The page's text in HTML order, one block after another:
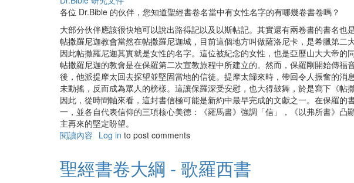
綱
-
帖
撒
羅
尼
迦
後
書
各位 Dr.Bible 的伙伴，您知道聖經書卷名當中有女性名字的有哪幾卷書卷嗎？
大部分伙伴應該很快地可以說出路得記以及以斯帖記。其實還有兩卷書的書名也
帖撒羅尼迦教會當然在帖撒羅尼迦城，目前這個地方叫做薩洛尼卡，是希臘第二
因此帖撒羅尼迦其實就是女性的名字。這位被紀念的女性，也是亞歷山大大帝的
帖撒羅尼迦的教會是在保羅第二次宣教旅程中所建立的。然而，保羅剛開始傳福
後，他派提摩太回去探望並堅固當地的信徒。提摩太歸來時，帶回令人振奮的
未動搖，反而成為眾人的榜樣。這讓保羅深受安慰，也大得鼓舞，於是寫下《帖
因此，從時間軸來看，這封書信極可能是新約中最早完成的文獻之一。在保羅的
一，並各自代表信仰的三項核心美德：《羅馬書》強調「信」，《以弗所書》
主再來的堅定盼望。
閱讀內容 有
經
Log in to post comments
聖經書卷大綱 - 歌羅西書